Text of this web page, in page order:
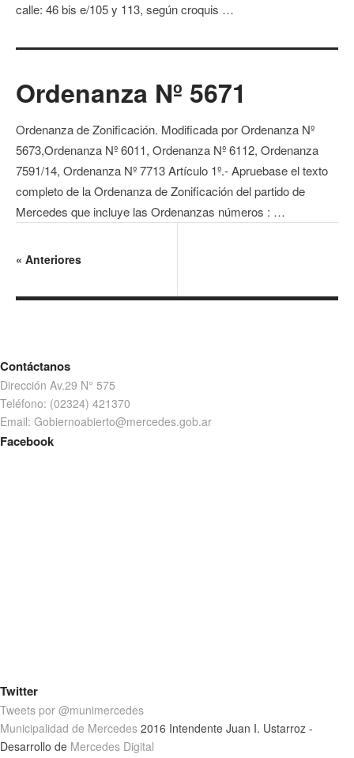
calle: 46 bis e/105 y 113, según croquis …
Ordenanza Nº 5671
Ordenanza de Zonificación. Modificada por Ordenanza Nº
5673,Ordenanza Nº 6011, Ordenanza Nº 6112, Ordenanza
7591/14, Ordenanza Nº 7713 Artículo 1º.- Apruebase el texto
completo de la Ordenanza de Zonificación del partido de
Mercedes que incluye las Ordenanzas números : …
« Anteriores
Contáctanos
Dirección Av.29 N° 575
Teléfono: (02324) 421370
Email: Gobiernoabierto@mercedes.gob.ar
Facebook
Twitter
Tweets por @munimercedes
Municipalidad de Mercedes 2016 Intendente Juan I. Ustarroz -
Desarrollo de Mercedes Digital